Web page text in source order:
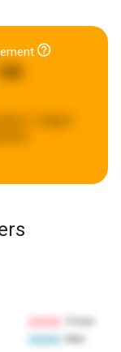
188